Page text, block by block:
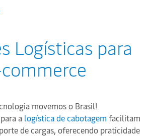
Logísticas para
movemos o Brasil!
a logística de cabotagem facilitam
de cargas, oferecendo praticidade